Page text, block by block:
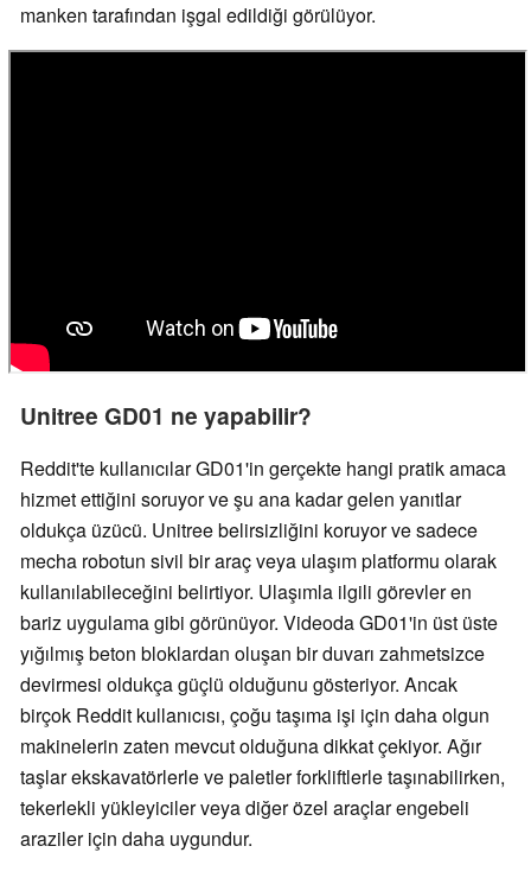
manken tarafından işgal edildiği görülüyor.
Unitree GD01 ne yapabilir?
Reddit'te kullanıcılar GD01'in gerçekte hangi pratik amaca
hizmet ettiğini soruyor ve şu ana kadar gelen yanıtlar
oldukça üzücü. Unitree belirsizliğini koruyor ve sadece
mecha robotun sivil bir araç veya ulaşım platformu olarak
kullanılabileceğini belirtiyor. Ulaşımla ilgili görevler en
bariz uygulama gibi görünüyor. Videoda GD01'in üst üste
yığılmış beton bloklardan oluşan bir duvarı zahmetsizce
devirmesi oldukça güçlü olduğunu gösteriyor. Ancak
birçok Reddit kullanıcısı, çoğu taşıma işi için daha olgun
makinelerin zaten mevcut olduğuna dikkat çekiyor. Ağır
taşlar ekskavatörlerle ve paletler forkliftlerle taşınabilirken,
tekerlekli yükleyiciler veya diğer özel araçlar engebeli
araziler için daha uygundur.